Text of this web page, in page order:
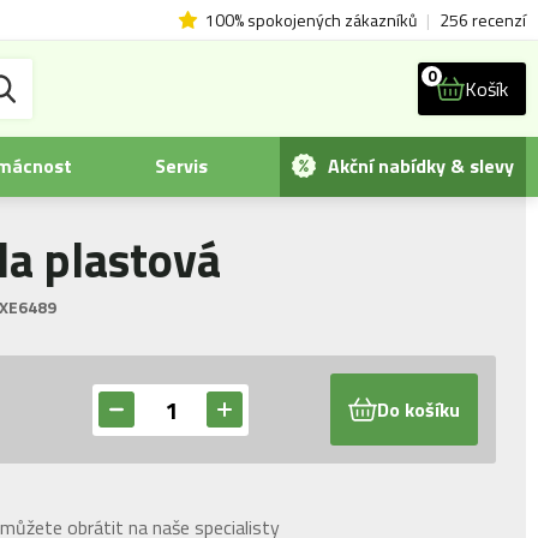
100% spokojených zákazníků | 256 recenzí
0 Košík
Servis Akční nabídky & slevy
plastová
XE6489
Do košíku
obrátit na naše specialisty